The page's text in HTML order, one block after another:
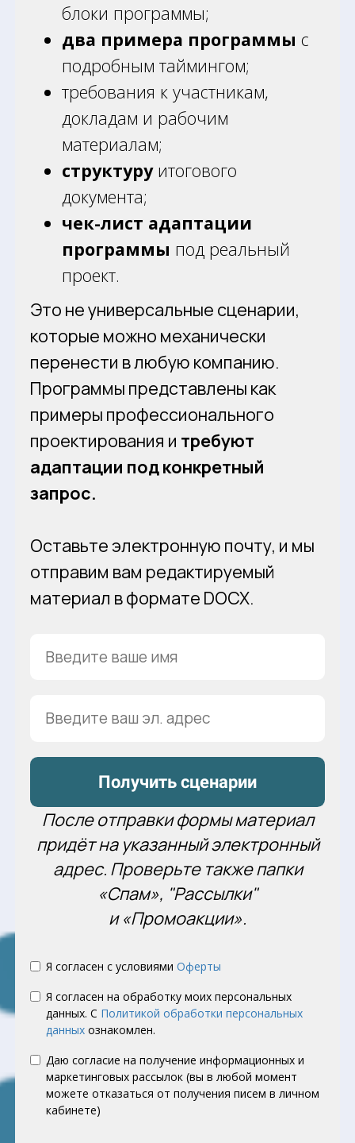
блоки программы;
два примера программы с
подробным таймингом;
требования к участникам,
докладам и рабочим
материалам;
структуруитогового
документа;
чек-лист адаптации
программы под реальный
проект.
Это не универсальные сценарии,
которые можно механически
перенести в любую компанию.
Программы представлены как
примеры профессионального
проектирования и требуют
адаптации под конкретный
запрос.
Оставьте электронную почту, и мы
отправим вам редактируемый
материал в формате DOCX.
Получить сценарии
После отправки формы материал
придёт на указанный электронный
адрес. Проверьте также папки
«Спам», "Рассылки"
и «Промоакции».
Я согласен с условиямиОферты
Я согласен на обработку моих персональных
данных. С Политикой обработки персональных
данных ознакомлен.
Даю согласие на получение информационных и
маркетинговых рассылок (вы в любой момент
можете отказаться от получения писем в личном
кабинете)